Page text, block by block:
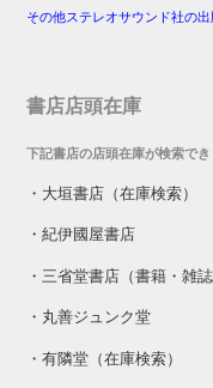
その他ステレオサウンド社の
書店店頭在庫
下記書店の店頭在庫が検索でき
・ 大垣書店（在庫検索）
・紀伊國屋書店
・ 三省堂書店（書籍・雑誌
・ 丸善ジュンク堂
・有隣堂（在庫検索）